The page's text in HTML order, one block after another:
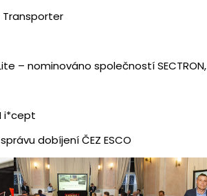
– nominováno společností SECTRON,
dobíjení ČEZ ESCO